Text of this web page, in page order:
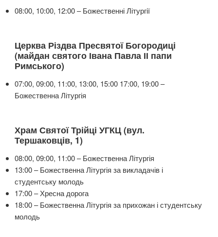
08:00, 10:00, 12:00 – Божественні Літургії
Церква Різдва Пресвятої Богородиці
(майдан святого Івана Павла ІІ папи
Римського)
07:00, 09:00, 11:00, 13:00, 15:00 17:00, 19:00 –
Божественна Літургія
Храм Святої Трійці УГКЦ (вул.
Тершаковців, 1)
08:00, 09:00, 11:00 – Божественна Літургія
13:00 – Божественна Літургія за викладачів і
студентську молодь
17:00 – Хресна дорога
18:00 – Божественна Літургія за прихожан і студентську
молодь